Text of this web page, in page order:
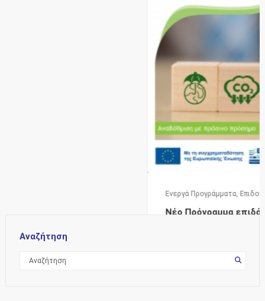
Ενεργά Προγράμματα,Επιδοτήσεις
Νέο Πρόγραμμα επιδότησης: “Πράσινη
Αναζήτηση